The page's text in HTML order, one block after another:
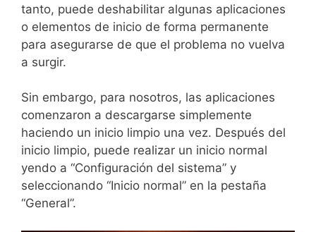
tanto, puede deshabilitar algunas aplicaciones
o elementos de inicio de forma permanente
para asegurarse de que el problema no vuelva
a surgir.
Sin embargo, para nosotros, las aplicaciones
comenzaron a descargarse simplemente
haciendo un inicio limpio una vez. Después del
inicio limpio, puede realizar un inicio normal
yendo a “Configuración del sistema” y
seleccionando “Inicio normal” en la pestaña
“General”.